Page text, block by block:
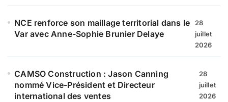
NCE renforce son maillage territorial dans le
Var avec Anne-Sophie Brunier Delaye
28
juillet
2026
CAMSO Construction : Jason Canning
nommé Vice-Président et Directeur
international des ventes
28
juillet
2026